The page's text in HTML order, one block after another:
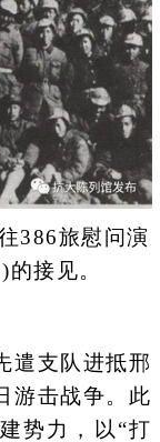
386旅慰问演
接见。
支队进抵邢
游击战争。此
势力，以“打